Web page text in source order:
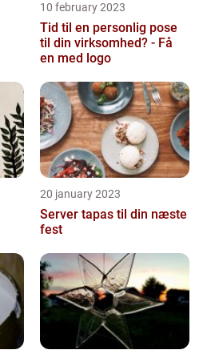
10 february 2023
Tid til en personlig pose
til din virksomhed? - Få
en med logo
20 january 2023
Server tapas til din næste
fest